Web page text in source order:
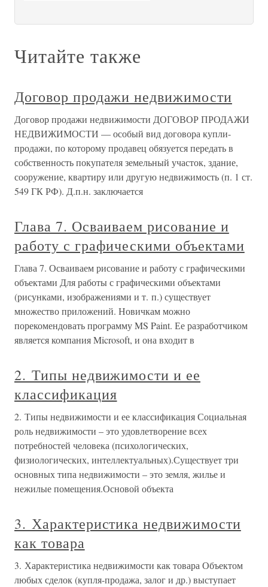
Читайте также
Договор продажи недвижимости
Договор продажи недвижимости ДОГОВОР ПРОДАЖИ
НЕДВИЖИМОСТИ — особый вид договора купли-
продажи, по которому продавец обязуется передать в
собственность покупателя земельный участок, здание,
сооружение, квартиру или другую недвижимость (п. 1 ст.
549 ГК РФ). Д.п.н. заключается
Глава 7. Осваиваем рисование и
работу с графическими объектами
Глава 7. Осваиваем рисование и работу с графическими
объектами Для работы с графическими объектами
(рисунками, изображениями и т. п.) существует
множество приложений. Новичкам можно
порекомендовать программу MS Paint. Ее разработчиком
является компания Microsoft, и она входит в
2. Типы недвижимости и ее
классификация
2. Типы недвижимости и ее классификация Социальная
роль недвижимости – это удовлетворение всех
потребностей человека (психологических,
физиологических, интеллектуальных).Существует три
основных типа недвижимости – это земля, жилье и
нежилые помещения.Основой объекта
3. Характеристика недвижимости
как товара
3. Характеристика недвижимости как товара Объектом
любых сделок (купля-продажа, залог и др.) выступает